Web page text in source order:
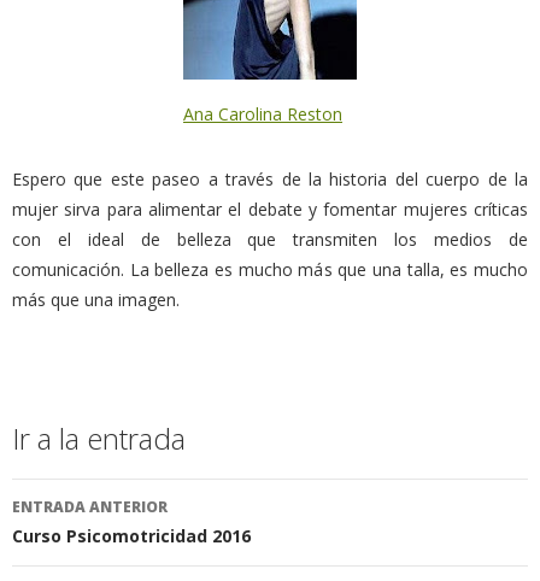
Ana Carolina Reston
Espero que este paseo a través de la historia del cuerpo de la
mujer sirva para alimentar el debate y fomentar mujeres críticas
con el ideal de belleza que transmiten los medios de
comunicación. La belleza es mucho más que una talla, es mucho
más que una imagen.
Ir a la entrada
ENTRADA ANTERIOR
Curso Psicomotricidad 2016